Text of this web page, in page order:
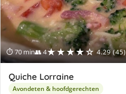
⏱ 70 min👥 4★★★★☆ 4.29 (45)
Quiche Lorraine
Avondeten & hoofdgerechten